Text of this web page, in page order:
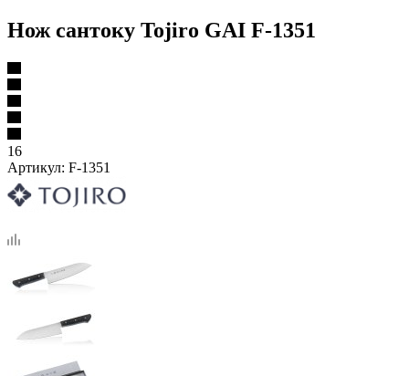
Нож сантоку Tojiro GAI F-1351
16
Артикул: F-1351